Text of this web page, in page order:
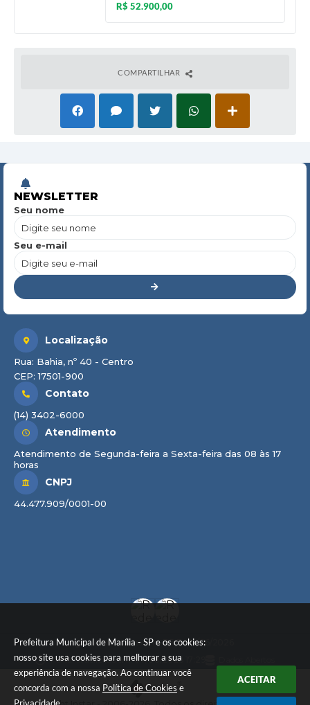
Prefeitura Municipal de Marília - SP e os cookies:
nosso site usa cookies para melhorar a sua
experiência de navegação. Ao continuar você
concorda com a nossa Política de Cookies e
ACEITAR
R$ 52.900,00
COMPARTILHAR
NEWSLETTER
Seu nome
Seu e-mail
Localização
Rua: Bahia, nº 40 - Centro
CEP: 17501-900
Contato
(14) 3402-6000
Atendimento
Atendimento de Segunda-feira a Sexta-feira das 08 às 17
horas
CNPJ
44.477.909/0001-00
Versão do Sistema: 3.5.3 - 19/06/2026
Portal atualizado em:07/08/2026 17:29